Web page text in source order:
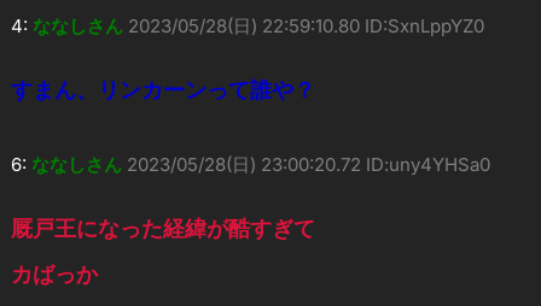
4: ななしさん 2023/05/28(日) 22:59:10.80 ID:SxnLppYZ0
すまん、リンカーンって誰や？
6: ななしさん 2023/05/28(日) 23:00:20.72 ID:uny4YHSa0
厩戸王になった経緯が酷すぎて
カばっか